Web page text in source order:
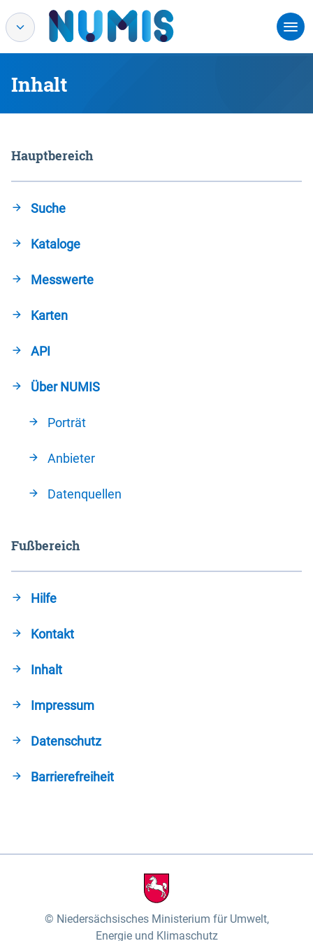
Inhalt
Hauptbereich
Suche
Kataloge
Messwerte
Karten
API
Über NUMIS
Porträt
Anbieter
Datenquellen
Fußbereich
Hilfe
Kontakt
Inhalt
Impressum
Datenschutz
Barrierefreiheit
Niedersächsisches Ministerium für Umwelt,
Energie und Klimaschutz